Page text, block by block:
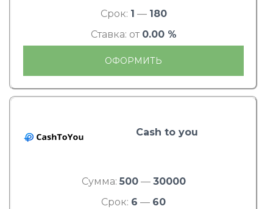
Срок: 1 — 180
Ставка: от 0.00 %
ОФОРМИТЬ
Cash to you
Сумма: 500— 30000
Срок: 6 — 60